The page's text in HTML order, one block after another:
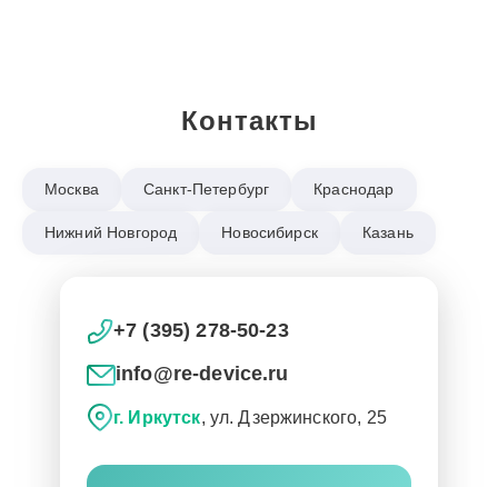
Контакты
Москва Санкт-Петербург Краснодар
Нижний Новгород Новосибирск Казань
+7 (395) 278-50-23
info@re-device.ru
г. Иркутск, ул. Дзержинского, 25